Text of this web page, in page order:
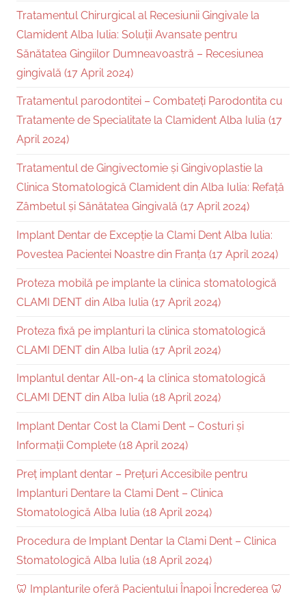
Tratamentul Chirurgical al Recesiunii Gingivale la
Clamident Alba Iulia: Soluții Avansate pentru
Sănătatea Gingiilor Dumneavoastră – Recesiunea
gingivală (17 April 2024)
Tratamentul parodontitei – Combateți Parodontita cu
Tratamente de Specialitate la Clamident Alba Iulia (17
April 2024)
Tratamentul de Gingivectomie și Gingivoplastie la
Clinica Stomatologică Clamident din Alba Iulia: Refață
Zâmbetul și Sănătatea Gingivală (17 April 2024)
Implant Dentar de Excepție la Clami Dent Alba Iulia:
Povestea Pacientei Noastre din Franța (17 April 2024)
Proteza mobilă pe implante la clinica stomatologică
CLAMI DENT din Alba Iulia (17 April 2024)
Proteza fixă pe implanturi la clinica stomatologică
CLAMI DENT din Alba Iulia (17 April 2024)
Implantul dentar All-on-4 la clinica stomatologică
CLAMI DENT din Alba Iulia (18 April 2024)
Implant Dentar Cost la Clami Dent – Costuri și
Informații Complete (18 April 2024)
Preț implant dentar – Prețuri Accesibile pentru
Implanturi Dentare la Clami Dent – Clinica
Stomatologică Alba Iulia (18 April 2024)
Procedura de Implant Dentar la Clami Dent – Clinica
Stomatologică Alba Iulia (18 April 2024)
🦷 Implanturile oferă Pacientului Înapoi Încrederea 🦷